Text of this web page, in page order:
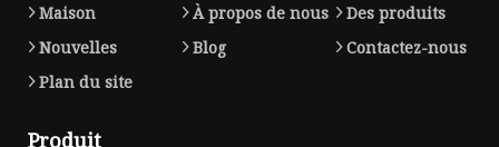
Maison À propos de nous
Des produits
Nouvelles
Blog
Contactez-nous
Plan du site
Produit